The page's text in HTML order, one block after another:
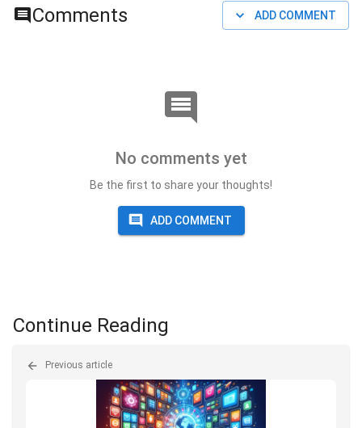
Comments ADD COMMENT
No comments yet
Be the first to share your thoughts!
ADD COMMENT
Continue Reading
Previous article